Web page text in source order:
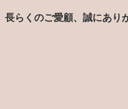
長らくのご愛顧、誠にあり